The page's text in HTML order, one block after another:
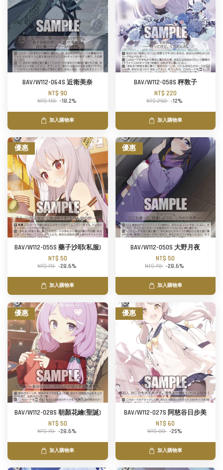
BAV/W112-064S 近衛美奈
NT$ 90
NT$ 110 -18.2%
加入購物車
BAV/W112-058S 秤敦子
NT$ 220
NT$ 250 -12%
加入購物車
優惠
BAV/W112-055S 藥子沙耶(私服)
NT$ 50
NT$ 70 -28.6%
加入購物車
優惠
BAV/W112-050S 大野月夜
NT$ 50
NT$ 70 -28.6%
加入購物車
優惠
BAV/W112-028S 朝顏花繪(聖誕)
NT$ 50
NT$ 70 -28.6%
加入購物車
優惠
BAV/W112-027S 阿慈谷日步美
NT$ 60
NT$ 80 -25%
加入購物車